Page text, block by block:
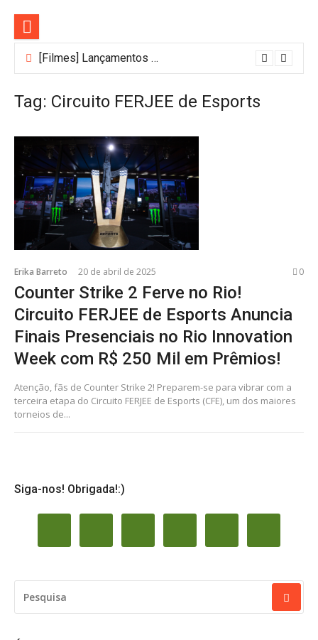
conteúdo
[Filmes] Lançamentos de agosto no Adrenalina Pura+ trazem ação e suspense
Tag: Circuito FERJEE de Esports
Erika Barreto 20 de abril de 2025 0
Counter Strike 2 Ferve no Rio!
Circuito FERJEE de Esports Anuncia
Finais Presenciais no Rio Innovation
Week com R$ 250 Mil em Prêmios!
Atenção, fãs de Counter Strike 2! Preparem-se para vibrar com a
terceira etapa do Circuito FERJEE de Esports (CFE), um dos maiores
torneios de...
Siga-nos! Obrigada!:)
POR: